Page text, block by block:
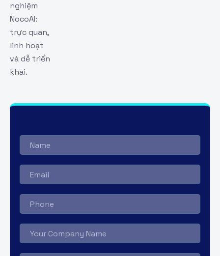
nghiệm
NocoAI:
trực quan,
linh hoạt
và dễ triển
khai.